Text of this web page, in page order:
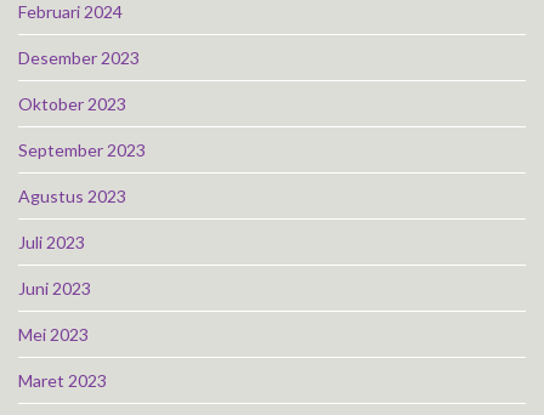
Februari 2024
Desember 2023
Oktober 2023
September 2023
Agustus 2023
Juli 2023
Juni 2023
Mei 2023
Maret 2023